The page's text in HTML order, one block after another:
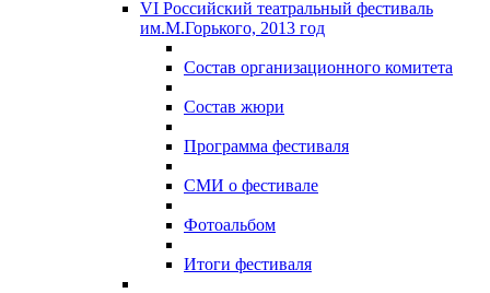
VI Российский театральный фестиваль
им.М.Горького, 2013 год
Состав организационного комитета
Состав жюри
Программа фестиваля
СМИ о фестивале
Фотоальбом
Итоги фестиваля